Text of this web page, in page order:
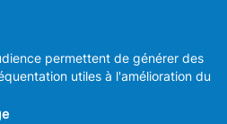
permettent de générer des
utiles à l'amélioration du